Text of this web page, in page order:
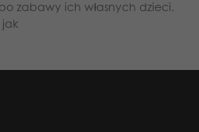
zabawy ich własnych dzieci.